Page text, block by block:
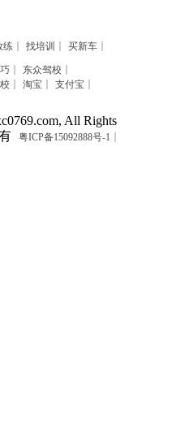
练 找培训 买新车
东众驾校
淘宝
支付宝
All Rights
粤ICP备15092888号-1